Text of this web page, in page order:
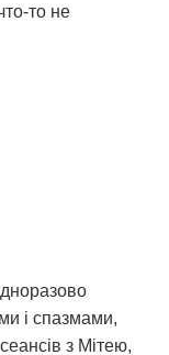
то не
снова
5 сеансов и в
в поведении
неудачах,
и намного
дочь 5 лет,
і спазмами,
з Мітею,